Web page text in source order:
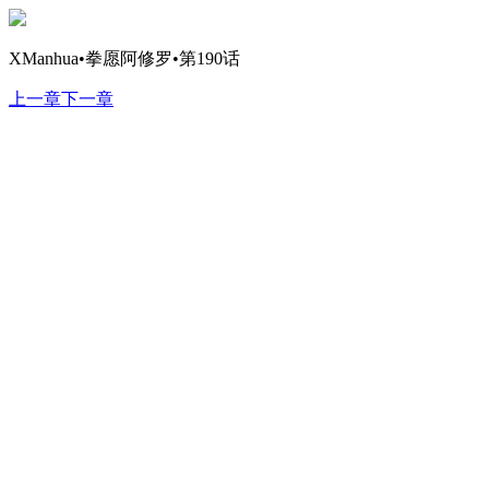
XManhua•拳愿阿修罗•第190话
上一章下一章